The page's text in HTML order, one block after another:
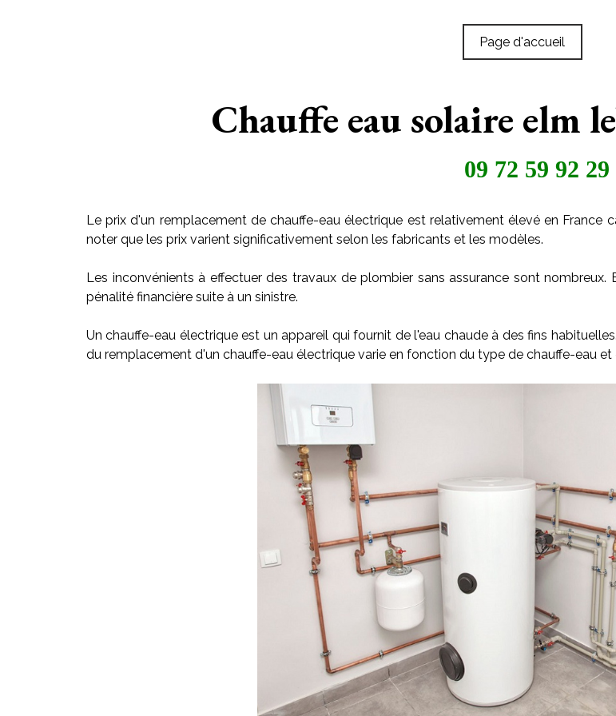
Page d'accueil
Chauffe eau solaire elm
09 72 59 92 29
Le prix d'un remplacement de chauffe-eau électrique est relativement élevé en
noter que les prix varient significativement selon les fabricants et les modèles.
Les inconvénients à effectuer des travaux de plombier sans assurance sont
pénalité financière suite à un sinistre.
Un chauffe-eau électrique est un appareil qui fournit de l'eau chaude à des fins
du remplacement d'un chauffe-eau électrique varie en fonction du type de chauffe-eau